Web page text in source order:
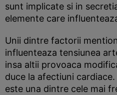
sunt implicate si in
elemente care
Unii dintre factorii
influenteaza tensiunea
insa altii provoaca
duce la afectiuni
este una dintre cele mai